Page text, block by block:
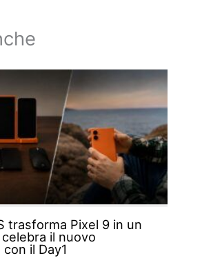
trasforma Pixel 9 in un
il nuovo
il Day1